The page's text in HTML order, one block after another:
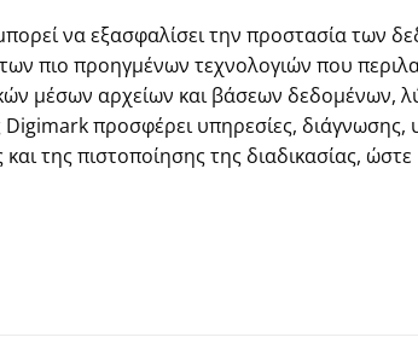
να εξασφαλίσει την προστασία των
πιο προηγμένων τεχνολογιών που
μέσων αρχείων και βάσεων δεδομένων,
προσφέρει υπηρεσίες,
της πιστοποίησης της διαδικασίας,